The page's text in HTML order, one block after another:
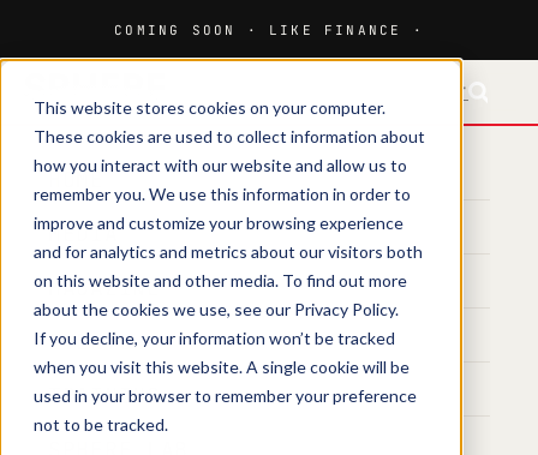
This website stores cookies on your computer.
These cookies are used to collect information about
how you interact with our website and allow us to
remember you. We use this information in order to
improve and customize your browsing experience
and for analytics and metrics about our visitors both
on this website and other media. To find out more
about the cookies we use, see our Privacy Policy.
If you decline, your information won’t be tracked
when you visit this website. A single cookie will be
used in your browser to remember your preference
not to be tracked.
HOME
MEDIA
MAGAZINE
EVENTS
TRAINING